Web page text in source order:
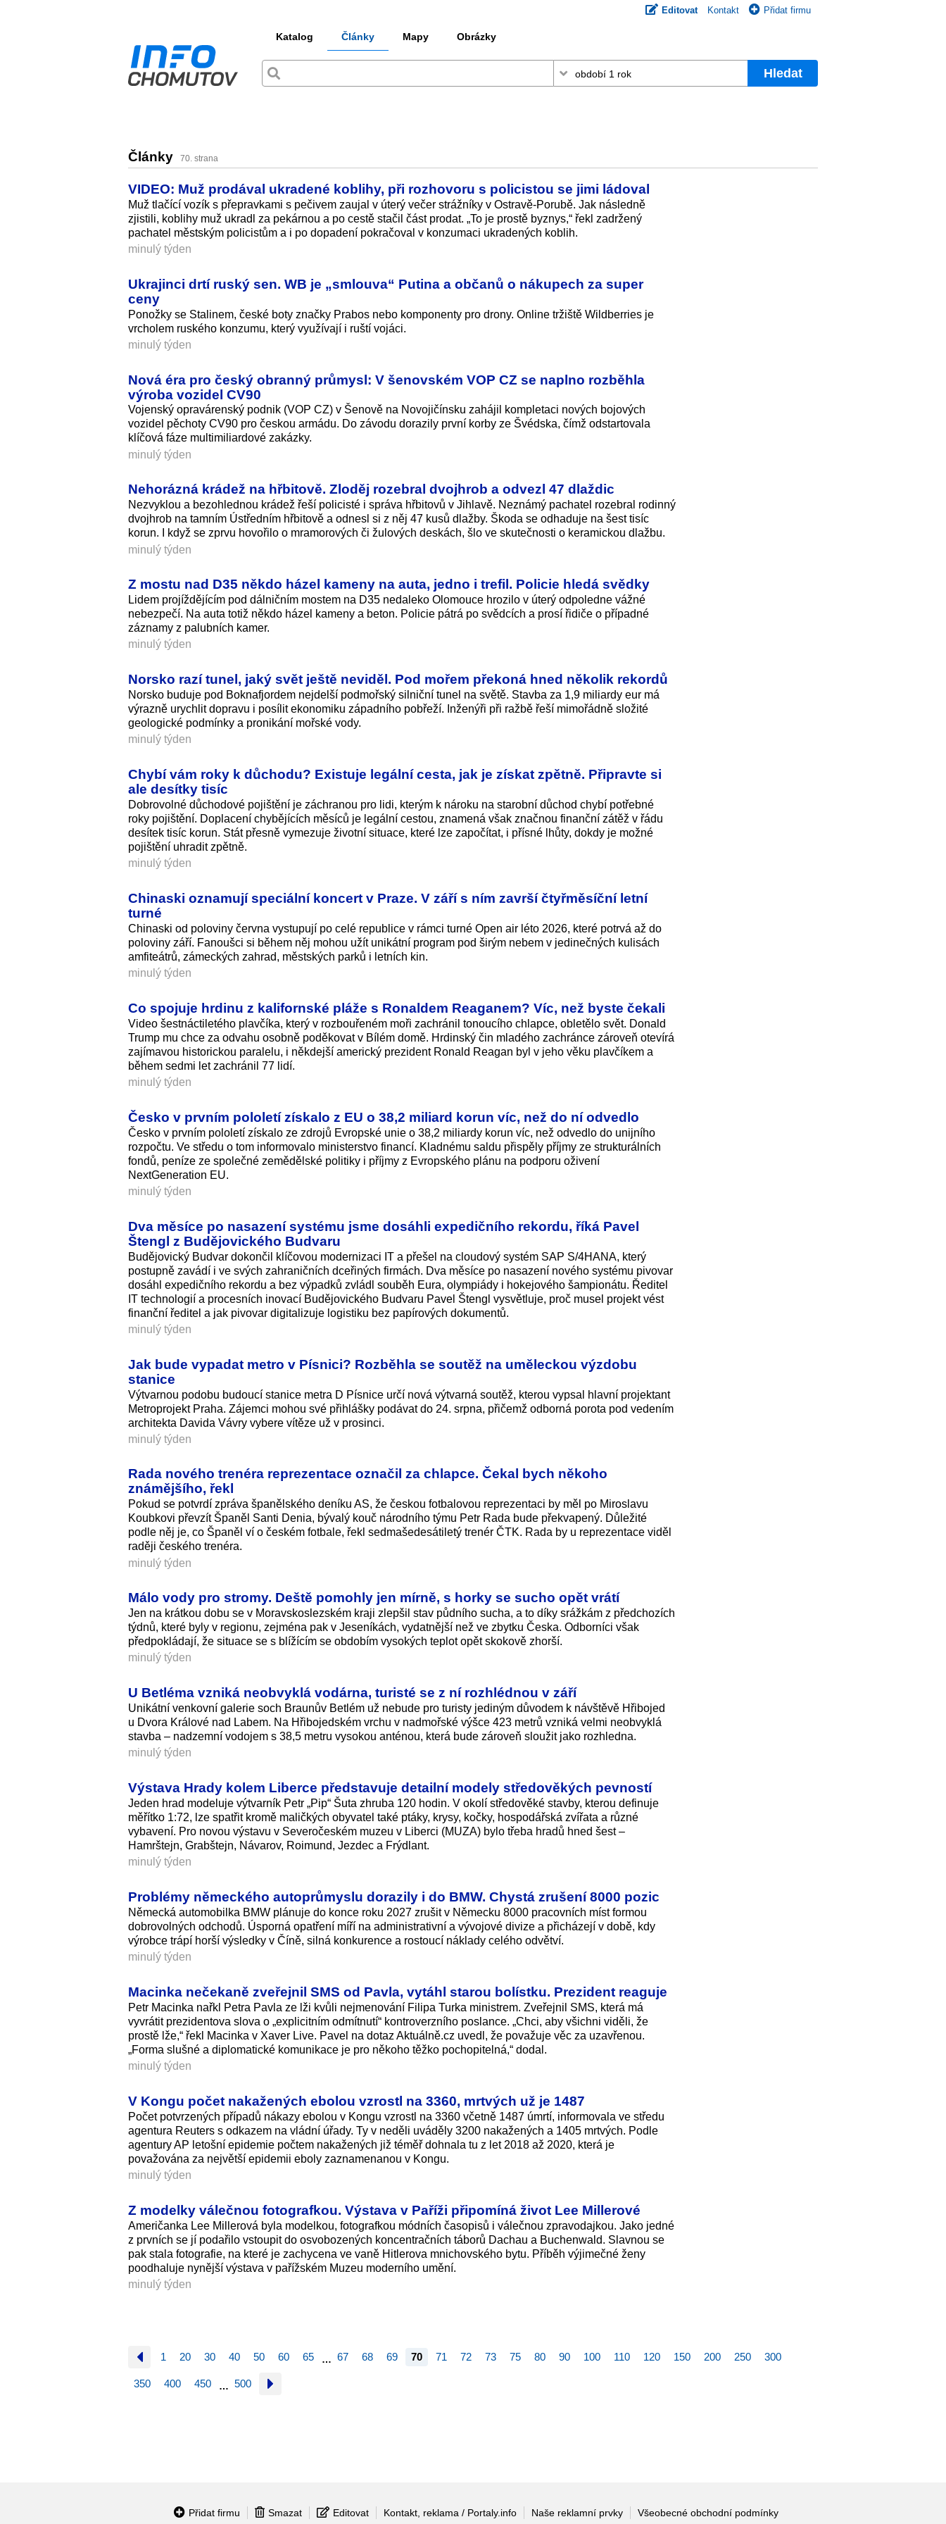
Editovat Kontakt Přidat firmu
Katalog Články Mapy Obrázky
Hledat
Články 70. strana
VIDEO: Muž prodával ukradené koblihy, při rozhovoru s policistou se jimi ládoval
Muž tlačící vozík s přepravkami s pečivem zaujal v úterý večer strážníky v Ostravě-Porubě. Jak následně
zjistili, koblihy muž ukradl za pekárnou a po cestě stačil část prodat. „To je prostě byznys,“ řekl zadržený
pachatel městským policistům a i po dopadení pokračoval v konzumaci ukradených koblih.
minulý týden
Ukrajinci drtí ruský sen. WB je „smlouva“ Putina a občanů o nákupech za super
ceny
Ponožky se Stalinem, české boty značky Prabos nebo komponenty pro drony. Online tržiště Wildberries je
vrcholem ruského konzumu, který využívají i ruští vojáci.
minulý týden
Nová éra pro český obranný průmysl: V šenovském VOP CZ se naplno rozběhla
výroba vozidel CV90
Vojenský opravárenský podnik (VOP CZ) v Šenově na Novojičínsku zahájil kompletaci nových bojových
vozidel pěchoty CV90 pro českou armádu. Do závodu dorazily první korby ze Švédska, čímž odstartovala
klíčová fáze multimiliardové zakázky.
minulý týden
Nehorázná krádež na hřbitově. Zloděj rozebral dvojhrob a odvezl 47 dlaždic
Nezvyklou a bezohlednou krádež řeší policisté i správa hřbitovů v Jihlavě. Neznámý pachatel rozebral rodinný
dvojhrob na tamním Ústředním hřbitově a odnesl si z něj 47 kusů dlažby. Škoda se odhaduje na šest tisíc
korun. I když se zprvu hovořilo o mramorových či žulových deskách, šlo ve skutečnosti o keramickou dlažbu.
minulý týden
Z mostu nad D35 někdo házel kameny na auta, jedno i trefil. Policie hledá svědky
Lidem projíždějícím pod dálničním mostem na D35 nedaleko Olomouce hrozilo v úterý odpoledne vážné
nebezpečí. Na auta totiž někdo házel kameny a beton. Policie pátrá po svědcích a prosí řidiče o případné
záznamy z palubních kamer.
minulý týden
Norsko razí tunel, jaký svět ještě neviděl. Pod mořem překoná hned několik rekordů
Norsko buduje pod Boknafjordem nejdelší podmořský silniční tunel na světě. Stavba za 1,9 miliardy eur má
výrazně urychlit dopravu i posílit ekonomiku západního pobřeží. Inženýři při ražbě řeší mimořádně složité
geologické podmínky a pronikání mořské vody.
minulý týden
Chybí vám roky k důchodu? Existuje legální cesta, jak je získat zpětně. Připravte si
ale desítky tisíc
Dobrovolné důchodové pojištění je záchranou pro lidi, kterým k nároku na starobní důchod chybí potřebné
roky pojištění. Doplacení chybějících měsíců je legální cestou, znamená však značnou finanční zátěž v řádu
desítek tisíc korun. Stát přesně vymezuje životní situace, které lze započítat, i přísné lhůty, dokdy je možné
pojištění uhradit zpětně.
minulý týden
Chinaski oznamují speciální koncert v Praze. V září s ním završí čtyřměsíční letní
turné
Chinaski od poloviny června vystupují po celé republice v rámci turné Open air léto 2026, které potrvá až do
poloviny září. Fanoušci si během něj mohou užít unikátní program pod širým nebem v jedinečných kulisách
amfiteátrů, zámeckých zahrad, městských parků i letních kin.
minulý týden
Co spojuje hrdinu z kalifornské pláže s Ronaldem Reaganem? Víc, než byste čekali
Video šestnáctiletého plavčíka, který v rozbouřeném moři zachránil tonoucího chlapce, obletělo svět. Donald
Trump mu chce za odvahu osobně poděkovat v Bílém domě. Hrdinský čin mladého zachránce zároveň otevírá
zajímavou historickou paralelu, i někdejší americký prezident Ronald Reagan byl v jeho věku plavčíkem a
během sedmi let zachránil 77 lidí.
minulý týden
Česko v prvním pololetí získalo z EU o 38,2 miliard korun víc, než do ní odvedlo
Česko v prvním pololetí získalo ze zdrojů Evropské unie o 38,2 miliardy korun víc, než odvedlo do unijního
rozpočtu. Ve středu o tom informovalo ministerstvo financí. Kladnému saldu přispěly příjmy ze strukturálních
fondů, peníze ze společné zemědělské politiky i příjmy z Evropského plánu na podporu oživení
NextGeneration EU.
minulý týden
Dva měsíce po nasazení systému jsme dosáhli expedičního rekordu, říká Pavel
Štengl z Budějovického Budvaru
Budějovický Budvar dokončil klíčovou modernizaci IT a přešel na cloudový systém SAP S/4HANA, který
postupně zavádí i ve svých zahraničních dceřiných firmách. Dva měsíce po nasazení nového systému pivovar
dosáhl expedičního rekordu a bez výpadků zvládl souběh Eura, olympiády i hokejového šampionátu. Ředitel
IT technologií a procesních inovací Budějovického Budvaru Pavel Štengl vysvětluje, proč musel projekt vést
finanční ředitel a jak pivovar digitalizuje logistiku bez papírových dokumentů.
minulý týden
Jak bude vypadat metro v Písnici? Rozběhla se soutěž na uměleckou výzdobu
stanice
Výtvarnou podobu budoucí stanice metra D Písnice určí nová výtvarná soutěž, kterou vypsal hlavní projektant
Metroprojekt Praha. Zájemci mohou své přihlášky podávat do 24. srpna, přičemž odborná porota pod vedením
architekta Davida Vávry vybere vítěze už v prosinci.
minulý týden
Rada nového trenéra reprezentace označil za chlapce. Čekal bych někoho
známějšího, řekl
Pokud se potvrdí zpráva španělského deníku AS, že českou fotbalovou reprezentaci by měl po Miroslavu
Koubkovi převzít Španěl Santi Denia, bývalý kouč národního týmu Petr Rada bude překvapený. Důležité
podle něj je, co Španěl ví o českém fotbale, řekl sedmašedesátiletý trenér ČTK. Rada by u reprezentace viděl
raději českého trenéra.
minulý týden
Málo vody pro stromy. Deště pomohly jen mírně, s horky se sucho opět vrátí
Jen na krátkou dobu se v Moravskoslezském kraji zlepšil stav půdního sucha, a to díky srážkám z předchozích
týdnů, které byly v regionu, zejména pak v Jeseníkách, vydatnější než ve zbytku Česka. Odborníci však
předpokládají, že situace se s blížícím se obdobím vysokých teplot opět skokově zhorší.
minulý týden
U Betléma vzniká neobvyklá vodárna, turisté se z ní rozhlédnou v září
Unikátní venkovní galerie soch Braunův Betlém už nebude pro turisty jediným důvodem k návštěvě Hřibojed
u Dvora Králové nad Labem. Na Hřibojedském vrchu v nadmořské výšce 423 metrů vzniká velmi neobvyklá
stavba – nadzemní vodojem s 38,5 metru vysokou anténou, která bude zároveň sloužit jako rozhledna.
minulý týden
Výstava Hrady kolem Liberce představuje detailní modely středověkých pevností
Jeden hrad modeluje výtvarník Petr „Pip“ Šuta zhruba 120 hodin. V okolí středověké stavby, kterou definuje
měřítko 1:72, lze spatřit kromě maličkých obyvatel také ptáky, krysy, kočky, hospodářská zvířata a různé
vybavení. Pro novou výstavu v Severočeském muzeu v Liberci (MUZA) bylo třeba hradů hned šest –
Hamrštejn, Grabštejn, Návarov, Roimund, Jezdec a Frýdlant.
minulý týden
Problémy německého autoprůmyslu dorazily i do BMW. Chystá zrušení 8000 pozic
Německá automobilka BMW plánuje do konce roku 2027 zrušit v Německu 8000 pracovních míst formou
dobrovolných odchodů. Úsporná opatření míří na administrativní a vývojové divize a přicházejí v době, kdy
výrobce trápí horší výsledky v Číně, silná konkurence a rostoucí náklady celého odvětví.
minulý týden
Macinka nečekaně zveřejnil SMS od Pavla, vytáhl starou bolístku. Prezident reaguje
Petr Macinka nařkl Petra Pavla ze lži kvůli nejmenování Filipa Turka ministrem. Zveřejnil SMS, která má
vyvrátit prezidentova slova o „explicitním odmítnutí“ kontroverzního poslance. „Chci, aby všichni viděli, že
prostě lže,“ řekl Macinka v Xaver Live. Pavel na dotaz Aktuálně.cz uvedl, že považuje věc za uzavřenou.
„Forma slušné a diplomatické komunikace je pro někoho těžko pochopitelná,“ do­dal.
minulý týden
V Kongu počet nakažených ebolou vzrostl na 3360, mrtvých už je 1487
Počet potvrzených případů nákazy ebolou v Kongu vzrostl na 3360 včetně 1487 úmrtí, informovala ve středu
agentura Reuters s odkazem na vládní úřady. Ty v neděli uváděly 3200 nakažených a 1405 mrtvých. Podle
agentury AP letošní epidemie počtem nakažených již téměř dohnala tu z let 2018 až 2020, která je
považována za největší epidemii eboly zaznamenanou v Kongu.
minulý týden
Z modelky válečnou fotografkou. Výstava v Paříži připomíná život Lee Millerové
Američanka Lee Millerová byla modelkou, fotografkou módních časopisů i válečnou zpravodajkou. Jako jedné
z prvních se jí podařilo vstoupit do osvobozených koncentračních táborů Dachau a Buchenwald. Slavnou se
pak stala fotografie, na které je zachycena ve vaně Hitlerova mnichovského bytu. Příběh výjimečné ženy
poodhaluje nynější výstava v pařížském Muzeu moderního umění.
minulý týden
1 20 30 40 50 60 65 … 67 68 69 70 71 72 73 75 80 90 100 110 120 150 200 250 300
350 400 450 … 500
Přidat firmu Smazat Editovat Kontakt, reklama / Portaly.info Naše reklamní prvky Všeobecné obchodní podmínky